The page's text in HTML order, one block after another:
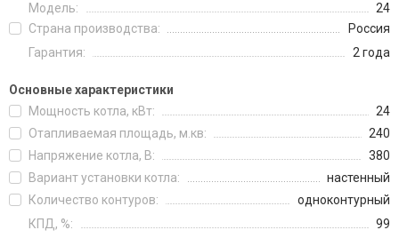
Модель:
24
Страна производства:
Россия
Гарантия:
2 года
Основные характеристики
Мощность котла, кВт:
24
Отапливаемая площадь, м.кв:
240
Напряжение котла, В:
380
Вариант установки котла:
настенный
Количество контуров:
одноконтурный
КПД, %:
99